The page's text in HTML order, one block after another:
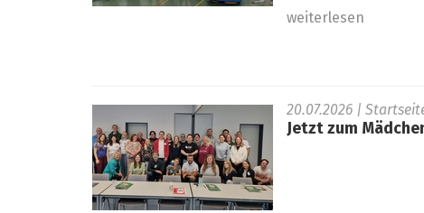
weiterlesen
20.07.2026 |
Jetzt zum